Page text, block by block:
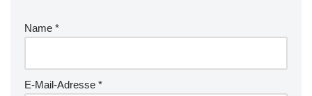
Name *
E-Mail-Adresse *